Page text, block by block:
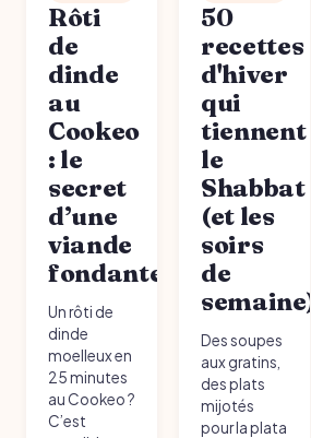
Rôti
de
dinde
au
Cookeo
: le
secret
d’une
viande
fondante
Un rôti de
dinde
moelleux en
25 minutes
au Cookeo ?
C’est
50
recettes
d'hiver
qui
tiennent
le
Shabbat
(et les
soirs
de
semaine)
Des soupes
aux gratins,
des plats
mijotés
pour la plata